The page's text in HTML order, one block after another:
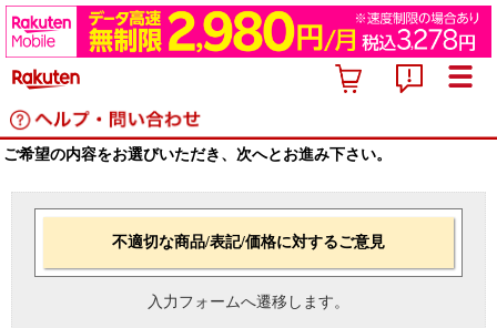
ご希望の内容をお選びいただき、次へとお進み下さい。
不適切な商品/表記/価格に対するご意見
入力フォームへ遷移します。